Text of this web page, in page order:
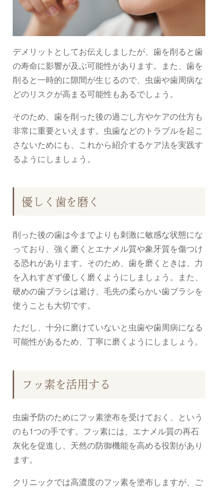
デメリットとしてお伝えしましたが、歯を削ると歯
の寿命に影響が及ぶ可能性があります。また、歯を
削ると一時的に隙間が生じるので、虫歯や歯周病な
どのリスクが高まる可能性もあるでしょう。
そのため、歯を削った後の過ごし方やケアの仕方も
非常に重要といえます。虫歯などのトラブルを起こ
さないためにも、これから紹介するケア法を実践す
るようにしましょう。
優しく歯を磨く
削った後の歯は今までよりも刺激に敏感な状態にな
っており、強く磨くとエナメル質や象牙質を傷つけ
る恐れがあります。そのため、歯を磨くときは、力
を入れすぎず優しく磨くようにしましょう。また、
硬めの歯ブラシは避け、毛先の柔らかい歯ブラシを
使うことも大切です。
ただし、十分に磨けていないと虫歯や歯周病になる
可能性があるため、丁寧に磨くようにしましょう。
フッ素を活用する
虫歯予防のためにフッ素塗布を受けておく、という
のも1つの手です。フッ素には、エナメル質の再石
灰化を促進し、天然の防御機能を高める役割があり
ます。
クリニックでは高濃度のフッ素を塗布しますが、ご